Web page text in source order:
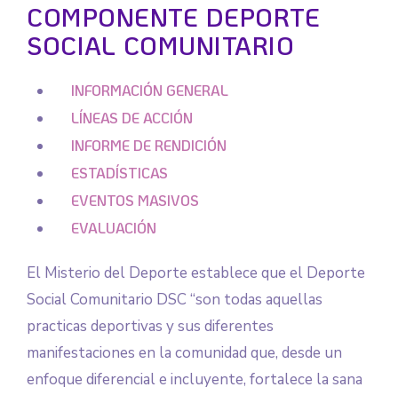
COMPONENTE DEPORTE
SOCIAL COMUNITARIO
INFORMACIÓN GENERAL
LÍNEAS DE ACCIÓN
INFORME DE RENDICIÓN
ESTADÍSTICAS
EVENTOS MASIVOS
EVALUACIÓN
El Misterio del Deporte establece que el Deporte
Social Comunitario DSC “son todas aquellas
practicas deportivas y sus diferentes
manifestaciones en la comunidad que, desde un
enfoque diferencial e incluyente, fortalece la sana